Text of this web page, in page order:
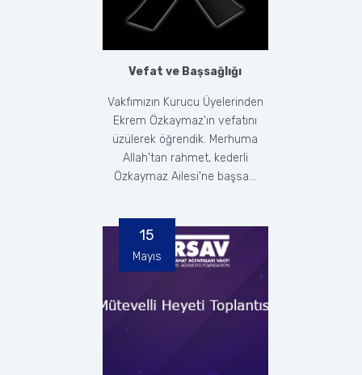
Vefat ve Başsağlığı
Vakfımızın Kurucu Üyelerinden
Ekrem Özkaymaz'ın vefatını
üzülerek öğrendik. Merhuma
Allah'tan rahmet, kederli
Özkaymaz Ailesi'ne başsa...
15
Mayıs